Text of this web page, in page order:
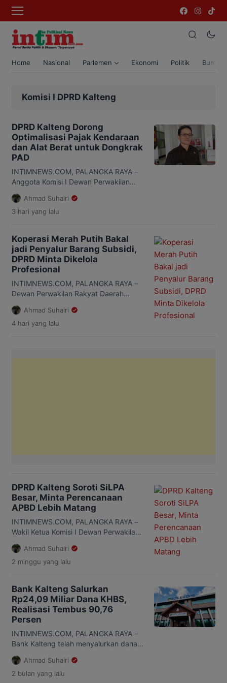
Home Nasional Parlemen Ekonomi Politik Bumi
Komisi I DPRD Kalteng
DPRD Kalteng Dorong
Optimalisasi Pajak Kendaraan
dan Alat Berat untuk Dongkrak
PAD
INTIMNEWS.COM, PALANGKA RAYA –
Anggota Komisi I Dewan Perwakilan
Rakyat Daerah (DPRD) Kalimantan
Tengah (Kalteng), Yohanes Freddy
Ering, meminta Pemerintah Provinsi
dari Pajak Kendaraan Bermotor (PKB),
Bea Balik Nama Kendaraan Bermotor
(BBNKB), dan pajak alat berat. Freddy
mengatakan, masih banyak wajib pajak
kendaraan yang belum memenuhi
kewajibannya. Kondisi […]
Ahmad Suhairi
3 hari yang lalu
Koperasi Merah Putih Bakal
jadi Penyalur Barang Subsidi,
DPRD Minta Dikelola
Profesional
INTIMNEWS.COM, PALANGKA RAYA –
Dewan Perwakilan Rakyat Daerah
(DPRD) Kalimantan Tengah (Kalteng)
mendukung rencana pemerintah
menjadikan Koperasi Desa/Kelurahan
Ahmad Suhairi
4 hari yang lalu
DPRD Kalteng Soroti SiLPA
Besar, Minta Perencanaan
APBD Lebih Matang
INTIMNEWS.COM, PALANGKA RAYA –
Wakil Ketua Komisi I Dewan Perwakilan
Rakyat Daerah (DPRD) Kalimantan
Tengah (Kalteng), Sudarsono, meminta
pemerintah daerah memperkuat
penyerapan anggaran lebih optimal.
Langkah itu dinilai penting untuk
menekan besarnya Sisa Lebih
Perhitungan Anggaran (SiLPA).
Sudarsono mengatakan, SiLPA yang
tinggi tidak selalu menjadi indikator
pengelolaan […]
Ahmad Suhairi
2 minggu yang lalu
Bank Kalteng Salurkan
Rp24,09 Miliar Dana KHBS,
Realisasi Tembus 90,76
Persen
INTIMNEWS.COM, PALANGKA RAYA –
Bank Kalteng telah menyalurkan dana
Program Kartu Huma Betang Sejahtera
(KHBS) sebesar Rp24,09 miliar hingga
15 Juni 2026. Realisasi pencairan
Ahmad Suhairi
2 bulan yang lalu